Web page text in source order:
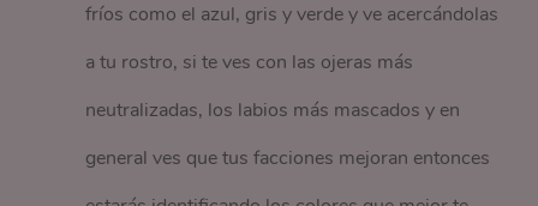
fríos como el azul, gris y verde y ve acercándolas
a tu rostro, si te ves con las ojeras más
neutralizadas, los labios más mascados y en
general ves que tus facciones mejoran entonces